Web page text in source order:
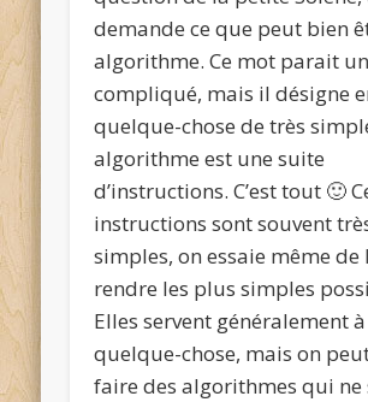
demande ce que peut bien
algorithme. Ce mot parait
compliqué, mais il désigne
quelque-chose de très
algorithme est unesuite
d’instructions. C’est tout 🙂
instructions sont souvent
simples, on essaie même de
rendre les plus simples
Elles servent généralement
quelque-chose, mais on
faire des algorithmes qui ne